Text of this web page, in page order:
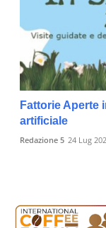
Fattorie Aperte
artificiale
Redazione 5 24 Lug